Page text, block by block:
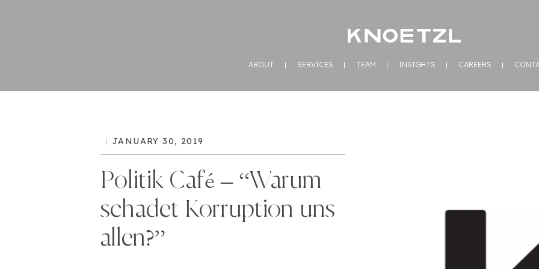
ABOUT SERVICES TEAM INSIGHTS CAREERS
JANUARY 30, 2019
Politik Café – “Warum
schadet Korruption uns
allen?”